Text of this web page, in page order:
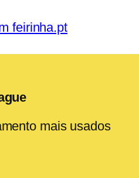
feirinha.pt
mais usados